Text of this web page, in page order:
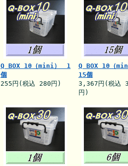
Q BOX 10（mini） 1
個
255円(税込 280円)
Q BOX 10（
15個
3,367円(税込
円)